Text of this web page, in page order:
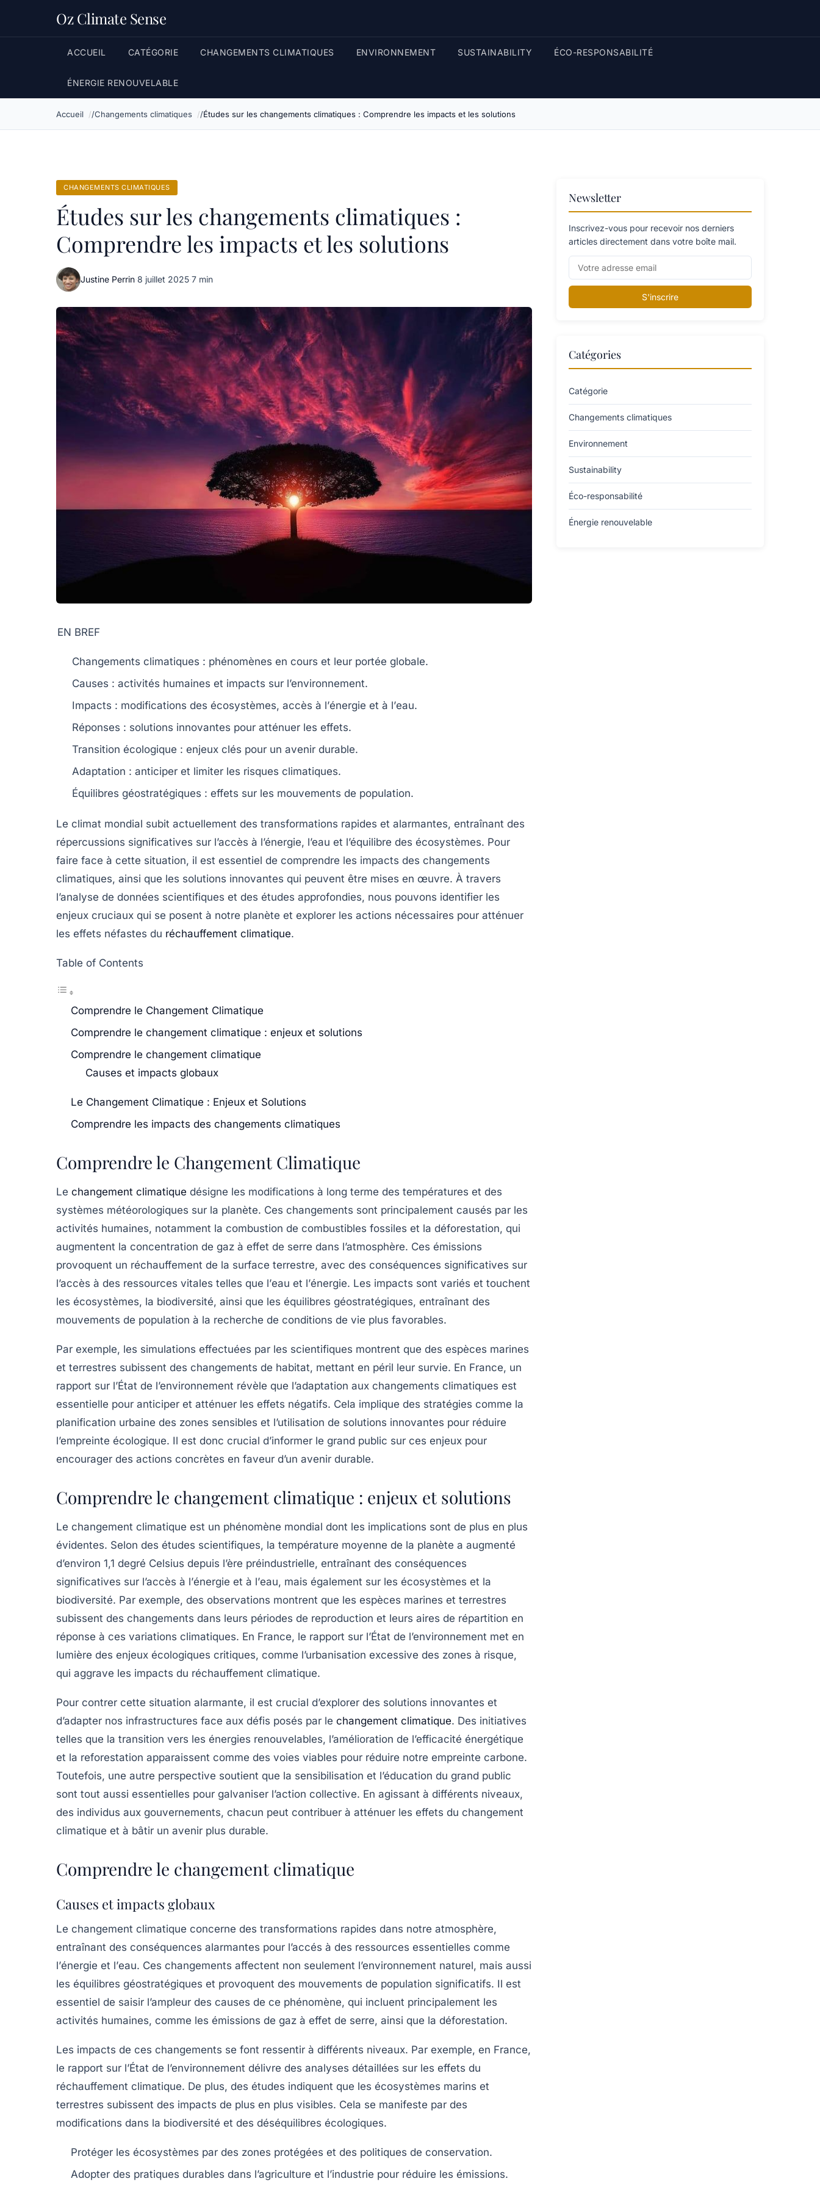
Oz Climate Sense
ACCUEIL CATÉGORIE CHANGEMENTS CLIMATIQUES ENVIRONNEMENT SUSTAINABILITY ÉCO-RESPONSABILITÉ
ÉNERGIE RENOUVELABLE
Accueil Changements climatiques Études sur les changements climatiques : Comprendre les impacts et les solutions
CHANGEMENTS CLIMATIQUES
Études sur les changements climatiques :
Comprendre les impacts et les solutions
Justine Perrin·8 juillet 2025·7 min
EN BREF
Changements climatiques : phénomènes en cours et leur portée globale.
Causes : activités humaines et impacts sur l’environnement.
Impacts : modifications des écosystèmes, accès à l’énergie et à l’eau.
Réponses : solutions innovantes pour atténuer les effets.
Transition écologique : enjeux clés pour un avenir durable.
Adaptation : anticiper et limiter les risques climatiques.
Équilibres géostratégiques : effets sur les mouvements de population.
Le climat mondial subit actuellement des transformations rapides et alarmantes, entraînant des
répercussions significatives sur l’accès à l’énergie, l’eau et l’équilibre des écosystèmes. Pour
faire face à cette situation, il est essentiel de comprendre les impacts des changements
climatiques, ainsi que les solutions innovantes qui peuvent être mises en œuvre. À travers
l’analyse de données scientifiques et des études approfondies, nous pouvons identifier les
enjeux cruciaux qui se posent à notre planète et explorer les actions nécessaires pour atténuer
les effets néfastes du réchauffement climatique.
Table of Contents
Comprendre le Changement Climatique
Comprendre le changement climatique : enjeux et solutions
Comprendre le changement climatique
Causes et impacts globaux
Le Changement Climatique : Enjeux et Solutions
Comprendre les impacts des changements climatiques
Comprendre le Changement Climatique
Le changement climatique désigne les modifications à long terme des températures et des
systèmes météorologiques sur la planète. Ces changements sont principalement causés par les
activités humaines, notamment la combustion de combustibles fossiles et la déforestation, qui
augmentent la concentration de gaz à effet de serre dans l’atmosphère. Ces émissions
provoquent un réchauffement de la surface terrestre, avec des conséquences significatives sur
l’accès à des ressources vitales telles que l’eau et l’énergie. Les impacts sont variés et touchent
les écosystèmes, la biodiversité, ainsi que les équilibres géostratégiques, entraînant des
mouvements de population à la recherche de conditions de vie plus favorables.
Par exemple, les simulations effectuées par les scientifiques montrent que des espèces marines
et terrestres subissent des changements de habitat, mettant en péril leur survie. En France, un
rapport sur l’État de l’environnement révèle que l’adaptation aux changements climatiques est
essentielle pour anticiper et atténuer les effets négatifs. Cela implique des stratégies comme la
planification urbaine des zones sensibles et l’utilisation de solutions innovantes pour réduire
l’empreinte écologique. Il est donc crucial d’informer le grand public sur ces enjeux pour
encourager des actions concrètes en faveur d’un avenir durable.
Comprendre le changement climatique : enjeux et solutions
Le changement climatique est un phénomène mondial dont les implications sont de plus en plus
évidentes. Selon des études scientifiques, la température moyenne de la planète a augmenté
d’environ 1,1 degré Celsius depuis l’ère préindustrielle, entraînant des conséquences
significatives sur l’accès à l’énergie et à l’eau, mais également sur les écosystèmes et la
biodiversité. Par exemple, des observations montrent que les espèces marines et terrestres
subissent des changements dans leurs périodes de reproduction et leurs aires de répartition en
réponse à ces variations climatiques. En France, le rapport sur l’État de l’environnement met en
lumière des enjeux écologiques critiques, comme l’urbanisation excessive des zones à risque,
qui aggrave les impacts du réchauffement climatique.
Pour contrer cette situation alarmante, il est crucial d’explorer des solutions innovantes et
d’adapter nos infrastructures face aux défis posés par le changement climatique. Des initiatives
telles que la transition vers les énergies renouvelables, l’amélioration de l’efficacité énergétique
et la reforestation apparaissent comme des voies viables pour réduire notre empreinte carbone.
Toutefois, une autre perspective soutient que la sensibilisation et l’éducation du grand public
sont tout aussi essentielles pour galvaniser l’action collective. En agissant à différents niveaux,
des individus aux gouvernements, chacun peut contribuer à atténuer les effets du changement
climatique et à bâtir un avenir plus durable.
Comprendre le changement climatique
Causes et impacts globaux
Le changement climatique concerne des transformations rapides dans notre atmosphère,
entraînant des conséquences alarmantes pour l’accés à des ressources essentielles comme
l’énergie et l’eau. Ces changements affectent non seulement l’environnement naturel, mais aussi
les équilibres géostratégiques et provoquent des mouvements de population significatifs. Il est
essentiel de saisir l’ampleur des causes de ce phénomène, qui incluent principalement les
activités humaines, comme les émissions de gaz à effet de serre, ainsi que la déforestation.
Les impacts de ces changements se font ressentir à différents niveaux. Par exemple, en France,
le rapport sur l’État de l’environnement délivre des analyses détaillées sur les effets du
réchauffement climatique. De plus, des études indiquent que les écosystèmes marins et
terrestres subissent des impacts de plus en plus visibles. Cela se manifeste par des
modifications dans la biodiversité et des déséquilibres écologiques.
Protéger les écosystèmes par des zones protégées et des politiques de conservation.
Adopter des pratiques durables dans l’agriculture et l’industrie pour réduire les émissions.
Newsletter
Inscrivez-vous pour recevoir nos derniers
articles directement dans votre boîte mail.
S'inscrire
Catégories
Catégorie
Changements climatiques
Environnement
Sustainability
Éco-responsabilité
Énergie renouvelable